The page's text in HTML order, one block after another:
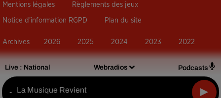
Live : National Webradios Podcasts
- La Musique Revient
Mentions légales Règlements des jeux
Notice d’information RGPD Plan du site
Archives 2026 2025 2024 2023 2022